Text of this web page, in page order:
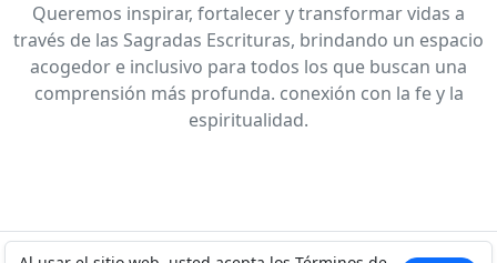
Queremos inspirar, fortalecer y transformar vidas a
través de las Sagradas Escrituras, brindando un espacio
acogedor e inclusivo para todos los que buscan una
comprensión más profunda. conexión con la fe y la
espiritualidad.